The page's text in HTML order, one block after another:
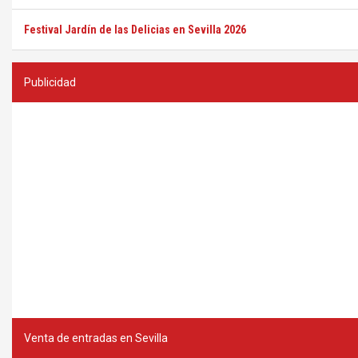
Festival Jardín de las Delicias en Sevilla 2026
Publicidad
Venta de entradas en Sevilla